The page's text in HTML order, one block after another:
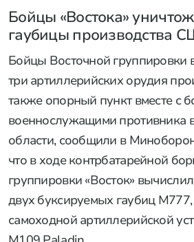
Бойцы «Востока»
гаубицы производства
Бойцы Восточной группировки
три артиллерийских орудия
также опорный пункт вместе с
военнослужащими противника
области, сообщили в
что в ходе контрбатарейной
группировки «Восток»
двух буксируемых гаубиц
самоходной артиллерийской